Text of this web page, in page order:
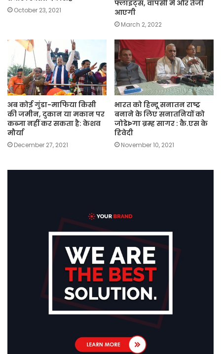
October 23, 2021
फ्लाइट्स, वापसी में और तेजी
आएगी
March 2, 2022
अब कोई गुंडा-माफिया किसी
की जमीन, दुकान या मकान पर
कब्जा नहीं कर सकता है: केशव
मौर्या
December 27, 2021
भारत को हिन्दू सनातन राष्ट्र
बनाने के लिए सनातनियों को
जोडेÞगा ब्रम्ह सागर : कै.एस के
दिृवेदी
November 10, 2021